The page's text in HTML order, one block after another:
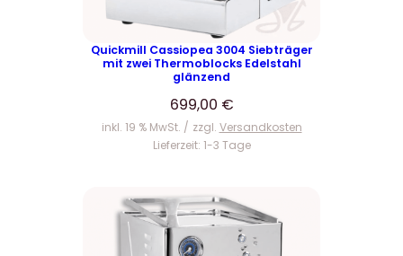
Quickmill Cassiopea 3004 Siebträger
mit zwei Thermoblocks Edelstahl
glänzend
699,00 €
inkl. 19 % MwSt. zzgl. Versandkosten
Lieferzeit: 1-3 Tage